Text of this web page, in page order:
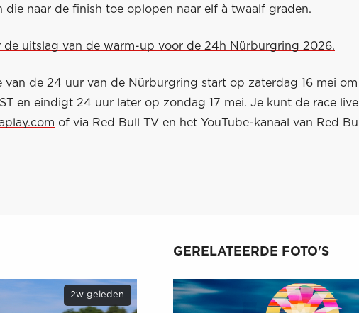
die naar de finish toe oplopen naar elf à twaalf graden.
de uitslag van de warm-up voor de 24h Nürburgring 2026.
van de 24 uur van de Nürburgring start op zaterdag 16 mei om
en eindigt 24 uur later op zondag 17 mei. Je kunt de race live
of via Red Bull TV en het YouTube-kanaal van Red Bull
2w geleden
GERELATEERDE FOTO'S